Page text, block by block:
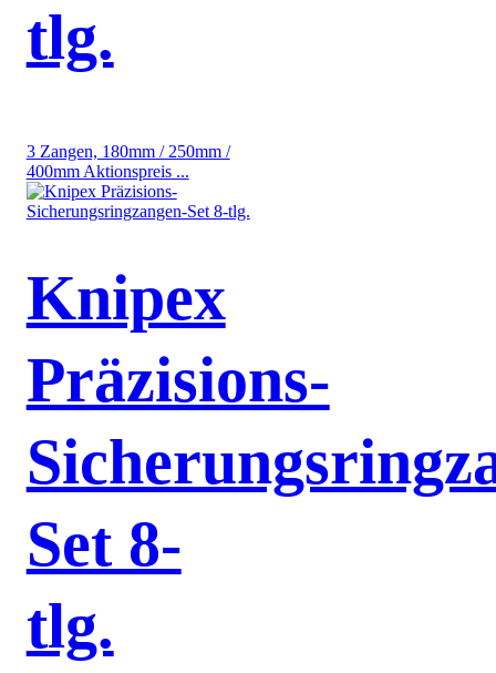
tlg.
3 Zangen, 180mm / 250mm /
400mm Aktionspreis ...
Knipex
Präzisions-
Set 8-
tlg.